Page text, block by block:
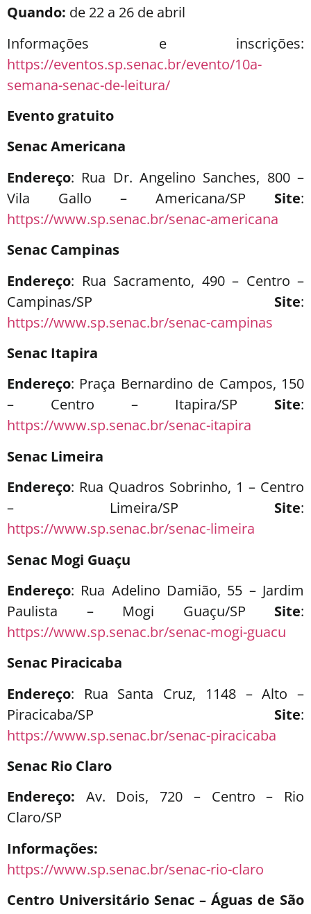
Quando: de 22 a 26 de abril
Informações e inscrições:
https://eventos.sp.senac.br/evento/10a-
semana-senac-de-leitura/
Evento gratuito
Senac Americana
Endereço: Rua Dr. Angelino Sanches, 800 –
Vila Gallo – Americana/SP Site:
https://www.sp.senac.br/senac-americana
Senac Campinas
Endereço: Rua Sacramento, 490 – Centro –
Campinas/SP Site:
https://www.sp.senac.br/senac-campinas
Senac Itapira
Endereço: Praça Bernardino de Campos, 150
– Centro – Itapira/SP Site:
https://www.sp.senac.br/senac-itapira
Senac Limeira
Endereço: Rua Quadros Sobrinho, 1 – Centro
– Limeira/SP Site:
https://www.sp.senac.br/senac-limeira
Senac Mogi Guaçu
Endereço: Rua Adelino Damião, 55 – Jardim
Paulista – Mogi Guaçu/SP Site:
https://www.sp.senac.br/senac-mogi-guacu
Senac Piracicaba
Endereço: Rua Santa Cruz, 1148 – Alto –
Piracicaba/SP Site:
https://www.sp.senac.br/senac-piracicaba
Senac Rio Claro
Endereço: Av. Dois, 720 – Centro – Rio
Claro/SP
Informações:
https://www.sp.senac.br/senac-rio-claro
Centro Universitário Senac – Águas de São